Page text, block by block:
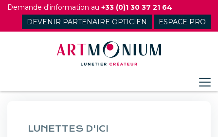
Skip
content
Demande d'information au +33 (0)1 30 37 21 64
DEVENIR PARTENAIRE OPTICIEN
ESPACE PRO
LUNETTES D'ICI